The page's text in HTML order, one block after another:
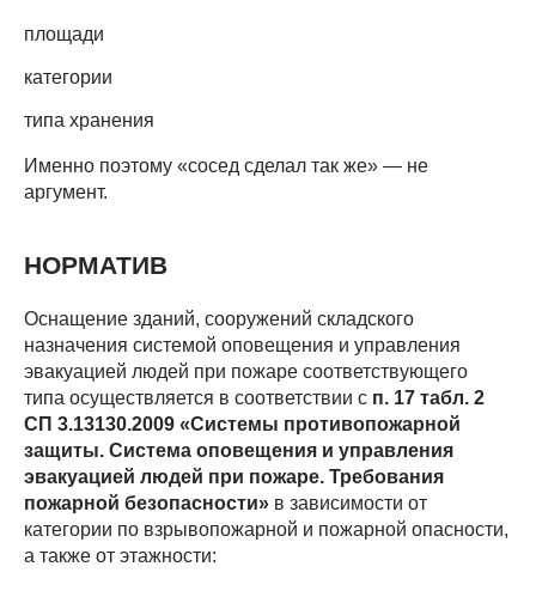
площади
категории
типа хранения
Именно поэтому «сосед сделал так же» — не
аргумент.
НОРМАТИВ
Оснащение зданий, сооружений складского
назначения системой оповещения и управления
эвакуацией людей при пожаре соответствующего
типа осуществляется в соответствии с п. 17 табл. 2
СП 3.13130.2009 «Системы противопожарной
защиты. Система оповещения и управления
эвакуацией людей при пожаре. Требования
пожарной безопасности» в зависимости от
категории по взрывопожарной и пожарной опасности,
а также от этажности: